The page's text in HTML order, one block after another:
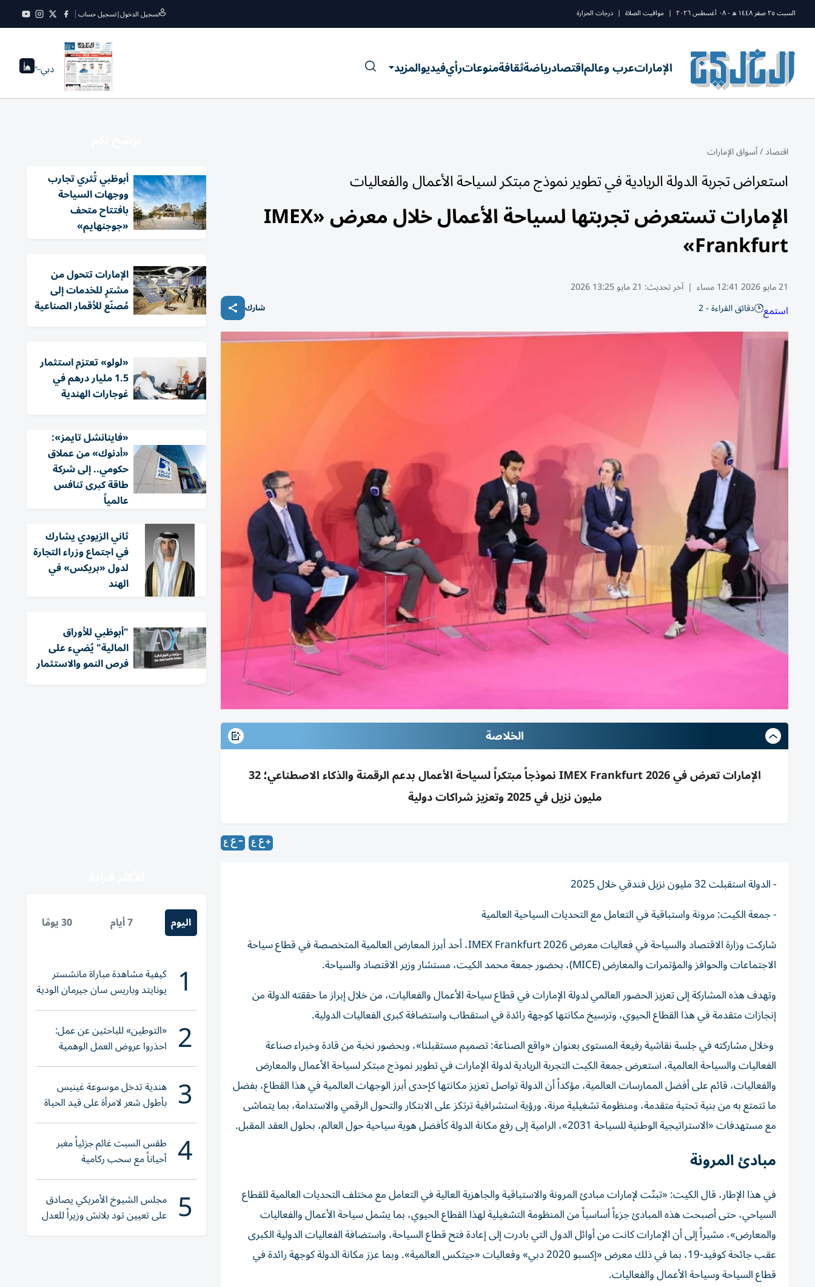
السبت ٢٥ صفر ١٤٤٨ ه - ٠٨ أغسطس ٢٠٢٦ | مواقيت الصلاة | درجات الحرارة تسجيل الدخول|تسجيل حساب
الإماراتعرب وعالماقتصادرياضةثقافةمنوعاترأيفيديوالمزيد دبي--°
اقتصاد/أسواق الإمارات
استعراض تجربة الدولة الريادية في تطوير نموذج مبتكر لسياحة الأعمال والفعاليات
الإمارات تستعرض تجربتها لسياحة الأعمال خلال معرض «IMEX
Frankfurt»
21 مايو 2026 12:41 مساء | آخر تحديث: 21 مايو 13:25 2026
استمع دقائق القراءة - 2 شارك
الخلاصة
الإمارات تعرض في IMEX Frankfurt 2026 نموذجاً مبتكراً لسياحة الأعمال بدعم الرقمنة والذكاء الاصطناعي؛ 32
مليون نزيل في 2025 وتعزيز شراكات دولية
- الدولة استقبلت 32 مليون نزيل فندقي خلال 2025
- جمعة الكيت: مرونة واستباقية في التعامل مع التحديات السياحية العالمية
شاركت وزارة الاقتصاد والسياحة في فعاليات معرض IMEX Frankfurt 2026، أحد أبرز المعارض العالمية المتخصصة في قطاع سياحة
الاجتماعات والحوافز والمؤتمرات والمعارض (MICE)، بحضور جمعة محمد الكيت، مستشار وزير الاقتصاد والسياحة.
وتهدف هذه المشاركة إلى تعزيز الحضور العالمي لدولة الإمارات في قطاع سياحة الأعمال والفعاليات، من خلال إبراز ما حققته الدولة من
إنجازات متقدمة في هذا القطاع الحيوي، وترسيخ مكانتها كوجهة رائدة في استقطاب واستضافة كبرى الفعاليات الدولية.
وخلال مشاركته في جلسة نقاشية رفيعة المستوى بعنوان «واقع الصناعة: تصميم مستقبلنا»، وبحضور نخبة من قادة وخبراء صناعة
الفعاليات والسياحة العالمية، استعرض جمعة الكيت التجربة الريادية لدولة الإمارات في تطوير نموذج مبتكر لسياحة الأعمال والمعارض
والفعاليات، قائم على أفضل الممارسات العالمية، مؤكداً أن الدولة تواصل تعزيز مكانتها كإحدى أبرز الوجهات العالمية في هذا القطاع، بفضل
ما تتمتع به من بنية تحتية متقدمة، ومنظومة تشغيلية مرنة، ورؤية استشرافية ترتكز على الابتكار والتحول الرقمي والاستدامة، بما يتماشى
مع مستهدفات «الاستراتيجية الوطنية للسياحة 2031»، الرامية إلى رفع مكانة الدولة كأفضل هوية سياحية حول العالم، بحلول العقد المقبل.
مبادئ المرونة
في هذا الإطار، قال الكيت: «تبنّت لإمارات مبادئ المرونة والاستباقية والجاهزية العالية في التعامل مع مختلف التحديات العالمية للقطاع
السياحي، حتى أصبحت هذه المبادئ جزءاً أساسياً من المنظومة التشغيلية لهذا القطاع الحيوي، بما يشمل سياحة الأعمال والفعاليات
والمعارض»، مشيراً إلى أن الإمارات كانت من أوائل الدول التي بادرت إلى إعادة فتح قطاع السياحة، واستضافة الفعاليات الدولية الكبرى
عقب جائحة كوفيد-19، بما في ذلك معرض «إكسبو 2020 دبي» وفعاليات «جيتكس العالمية». وبما عزز مكانة الدولة كوجهة رائدة في
قطاع السياحة وسياحة الأعمال والفعاليات.
أبوظبي تُثري تجارب
ووجهات السياحة
بافتتاح متحف
«جوجنهايم»
الإمارات تتحول من
مشترٍ للخدمات إلى
مُصنّع للأقمار الصناعية
«لولو» تعتزم استثمار
1.5 مليار درهم في
غوجارات الهندية
«فاينانشل تايمز»:
«أدنوك» من عملاق
حكومي.. إلى شركة
طاقة كبرى تنافس
عالمياً
ثاني الزيودي يشارك
في اجتماع وزراء التجارة
لدول «بريكس» في
الهند
"أبوظبي للأوراق
المالية" يُضيء على
فرص النمو والاستثمار
اليوم 7 أيام 30 يومًا
1 كيفية مشاهدة مباراة مانشستر
يونايتد وباريس سان جيرمان الودية
والقنوات الناقلة
2 «التوطين» للباحثين عن عمل:
احذروا عروض العمل الوهمية
وتحققوا عبر «الباركود»
3 هندية تدخل موسوعة غينيس
بأطول شعر لامرأة على قيد الحياة
4 طقس السبت غائم جزئياً مغبر
أحياناً مع سحب ركامية
5 مجلس الشيوخ الأمريكي يصادق
على تعيين تود بلانش وزيراً للعدل